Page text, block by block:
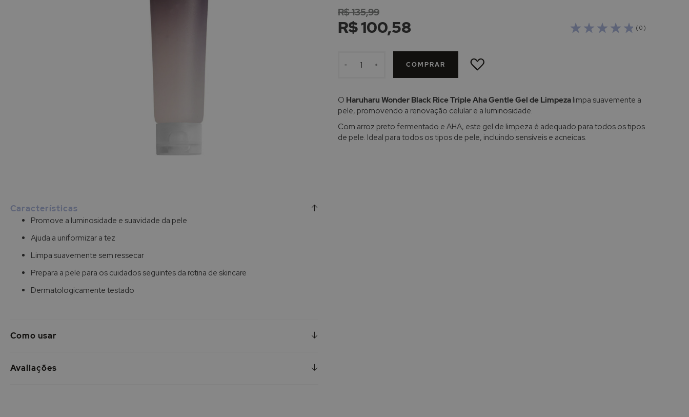
início
da
Galeria
( 0 )
R$ 100,58
R$ 135,99
- + COMPRAR
LISTA
O Haruharu Wonder Black Rice Triple Aha Gentle Gel de Limpezalimpa suavemente a
pele, promovendo a renovação celular e a luminosidade.
Com arroz preto fermentado e AHA, este gel de limpeza é adequado para todos os tipos
de pele. Ideal para todos os tipos de pele, incluindo sensíveis e acneicas.
Características
Promove a luminosidade e suavidade da pele
Ajuda a uniformizar a tez
Limpa suavemente sem ressecar
Prepara a pele para os cuidados seguintes da rotina de skincare
Dermatologicamente testado
Como usar
Avaliações